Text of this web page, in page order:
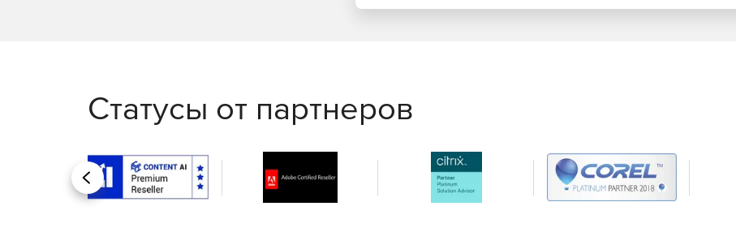
Статусы от партнеров
Назад